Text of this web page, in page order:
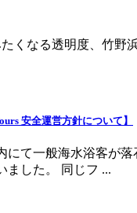
くなる透明度、竹野
安全運営方針について】
にて一般海水浴客が落
ました。 同じフ ...